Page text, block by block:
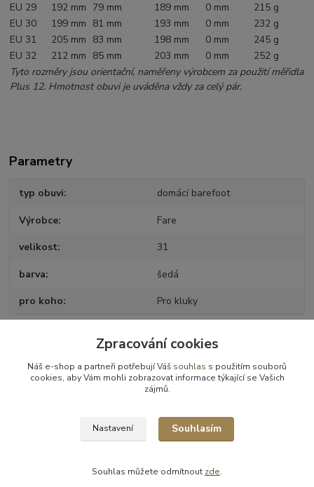
EU 29
192 mm 79 mm 189 mm 0 mm
215 g
EU 30
199 mm 81 mm 193 mm 0 mm
232 g
EU 31
205 mm 83 mm 198 mm 0 mm
245 g
EU 32
212 mm 85 mm 203 mm 0 mm
252 g
Tyto rozměry jsou orientační, naměřeny výrobcem za použití měřidla
Plus 12. Hmotnost obuvi je uváděna vždy za celý pár.
Parametry
typ obuvi domácí barefoot
Výrobce Fare
velikost 31
barva šedá
pro koho Pro kluky
Zboží zařazeno v kategoriích
Obuv domácí
Zpracování cookies
Náš e-shop a partneři potřebují Váš souhlas s použitím souborů
cookies, aby Vám mohli zobrazovat informace týkající se Vašich
zájmů.
Nastavení Souhlasím
Souhlas můžete odmítnout zde.